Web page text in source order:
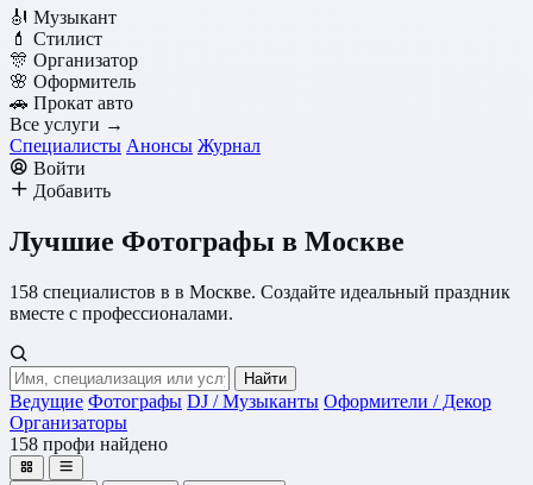
🎻 Музыкант
💄 Стилист
🎊 Организатор
🌸 Оформитель
🚗 Прокат авто
Все услуги →
Специалисты Анонсы Журнал
Войти
Добавить
Лучшие Фотографы в Москве
158 специалистов в в Москве. Создайте идеальный праздник
вместе с профессионалами.
Найти
Ведущие Фотографы DJ / Музыканты Оформители / Декор
Организаторы
158 профи найдено